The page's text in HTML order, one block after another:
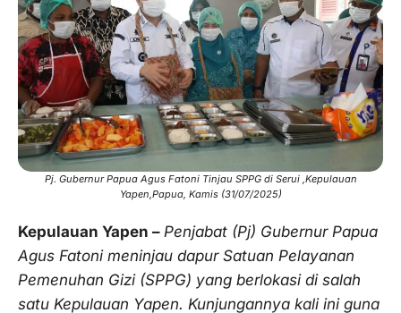
Pj. Gubernur Papua Agus Fatoni Tinjau SPPG di Serui ,Kepulauan
Yapen,Papua, Kamis (31/07/2025)
Kepulauan Yapen – Penjabat (Pj) Gubernur Papua
Agus Fatoni meninjau dapur Satuan Pelayanan
Pemenuhan Gizi (SPPG) yang berlokasi di salah
satu Kepulauan Yapen. Kunjungannya kali ini guna